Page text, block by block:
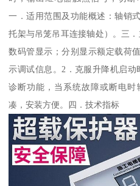
一．适用范围及功能概述：轴销
托架与吊笼吊耳连接轴处）。三
数码管显示；分别显示额定载荷
示调试信息。2．克服升降机启
诊断功能，当系统故障或断电
凑，安装方便。四．技术指标